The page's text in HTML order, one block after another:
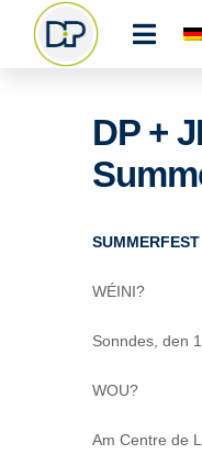
DP +
SUMMERFEST
WÉINI?
Sonndes, den
WOU?
Am Centre de